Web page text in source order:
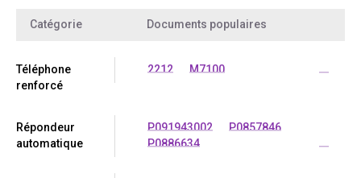
Catégorie Documents populaires
Téléphone
renforcé
2212 M7100 ...
Répondeur
automatique
P091943002
P0857846
P0886634
...